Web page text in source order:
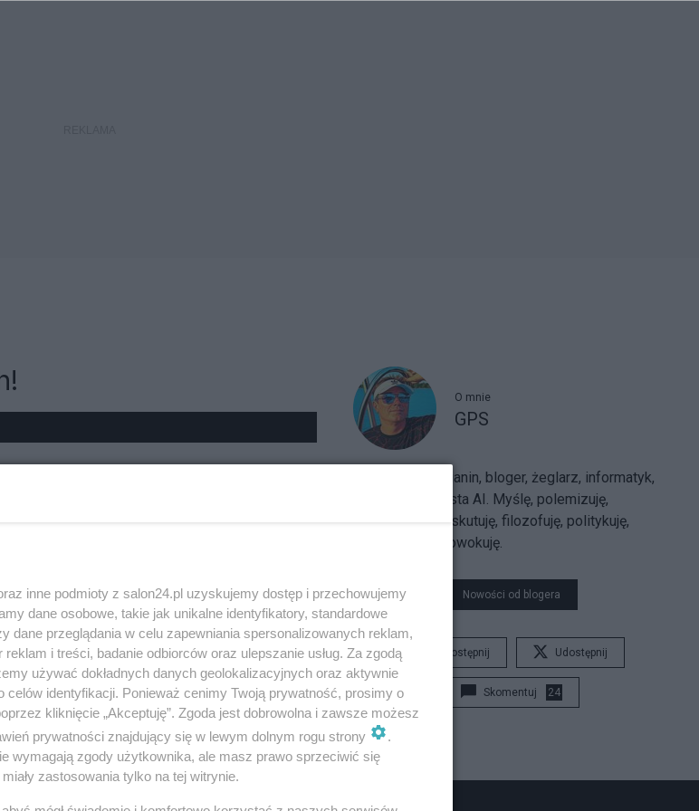
O mnie
GPS
Sarmatolibertarianin, bloger, żeglarz, informatyk,
trajkkarz, futurysta AI. Myślę, polemizuję,
argumentuję, dyskutuję, filozofuję, politykuję,
uzasadniam, prowokuję.
Nowości od blogera
Udostępnij Udostępnij
Skomentuj 24
inne podmioty z salon24.pl uzyskujemy dostęp i przechowujemy
dane osobowe, takie jak unikalne identyfikatory, standardowe
dane przeglądania w celu zapewniania spersonalizowanych reklam,
i treści, badanie odbiorców oraz ulepszanie usług. Za zgodą
używać dokładnych danych geolokalizacyjnych oraz aktywnie
identyfikacji. Ponieważ cenimy Twoją prywatność, prosimy o
kliknięcie „Akceptuję”. Zgoda jest dobrowolna i zawsze możesz
prywatności znajdujący się w lewym dolnym rogu strony
.
wymagają zgody użytkownika, ale masz prawo sprzeciwić się
zastosowania tylko na tej witrynie.